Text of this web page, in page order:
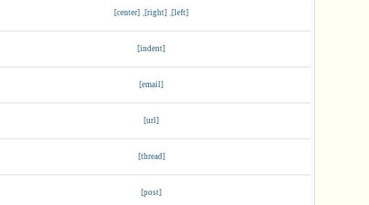
[left]
,
[right]
,
[center]
[indent]
[email]
[url]
[thread]
[post]